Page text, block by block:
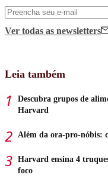
Ver todas as newsletters
Leia também
Descubra grupos de
Harvard
Além da ora-pro-nóbis:
Harvard ensina 4
foco